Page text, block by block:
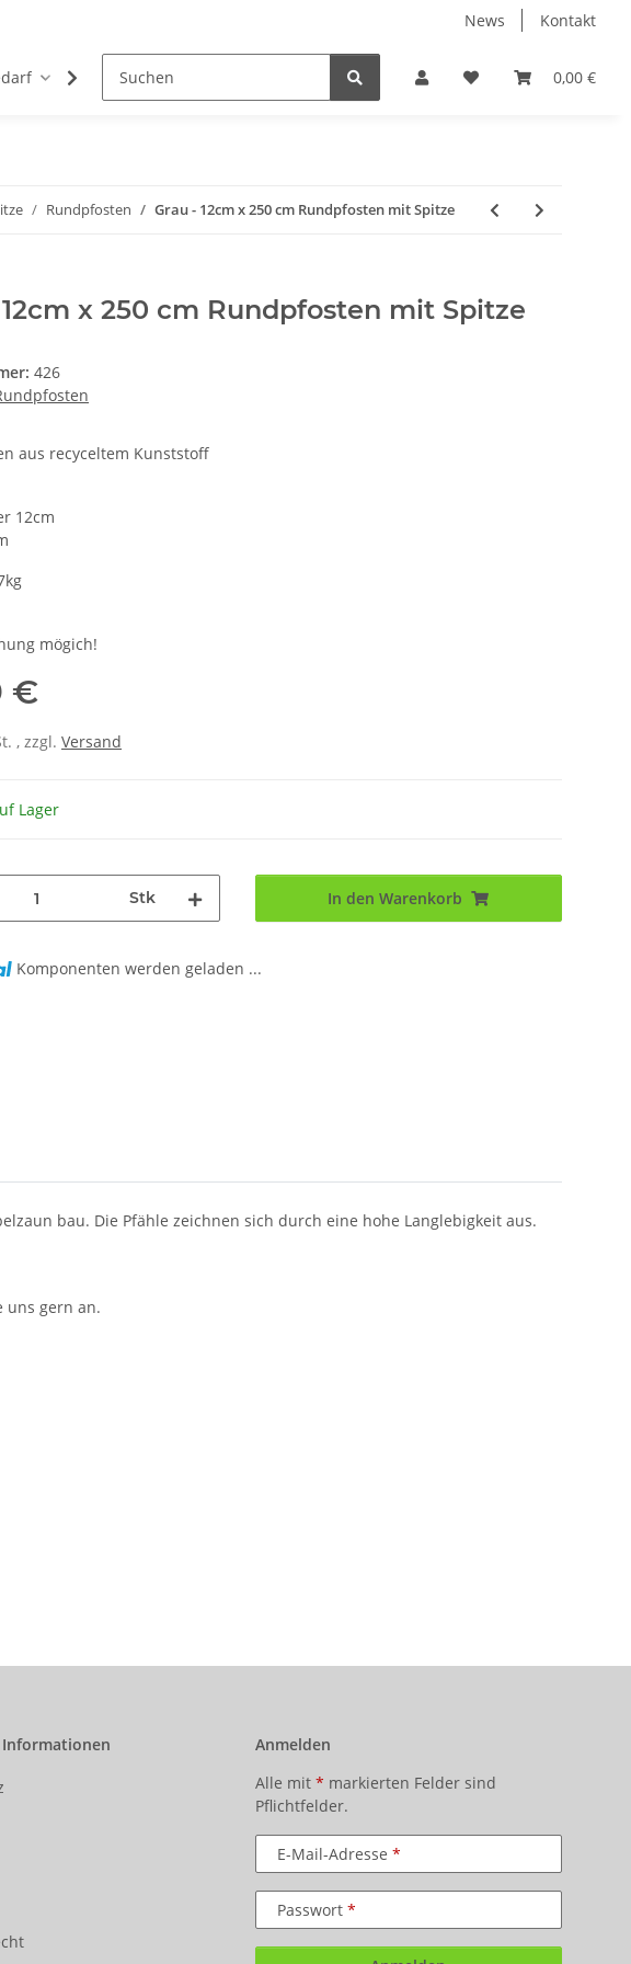
News Kontakt
0,00 €
Holz/ Holzpelletts Jansen Produkte fertig montiert
Rundpfosten Grau - 12cm x 250 cm Rundpfosten mit Spitze
x 250 cm Rundpfosten mit Spitze
426
aus recyceltem Kunststoff
12cm
mögich!
€
, zzgl. Versand
Lager
Stk In den Warenkorb
Komponenten werden geladen ...
bau. Die Pfähle zeichnen sich durch eine hohe Langlebigkeit aus.
uns gern an.
Informationen
Anmelden
Alle mit * markierten Felder sind
Pflichtfelder.
E-Mail-Adresse
Passwort